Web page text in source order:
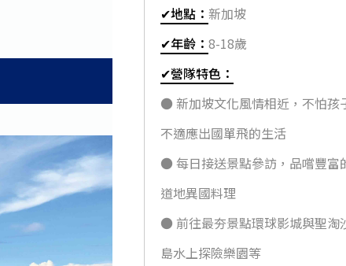
✔地點： 新加坡
✔年齡： 8-18歲
✔營隊特色：
● 新加坡文化風情相近，不怕孩
不適應出國單飛的生活
● 每日接送景點參訪，品嚐豐富
道地異國料理
● 前往最夯景點環球影城與聖淘
島水上探險樂園等